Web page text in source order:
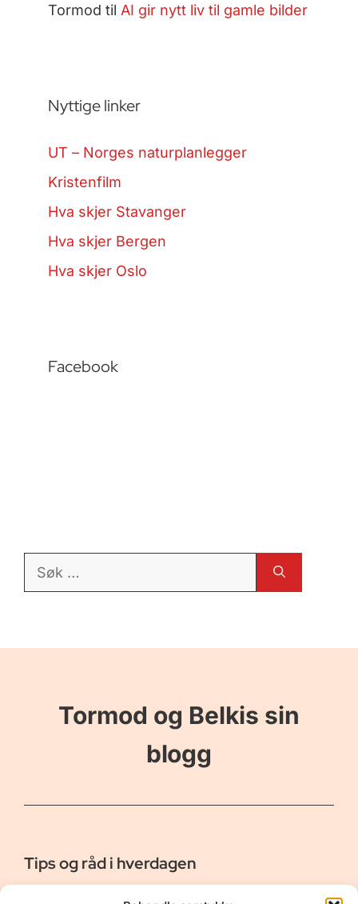
Tormod til AI gir nytt liv til gamle bilder
Nyttige linker
UT – Norges naturplanlegger
Kristenfilm
Hva skjer Stavanger
Hva skjer Bergen
Hva skjer Oslo
Facebook
Søk
Tormod og Belkis sin
blogg
Tips og råd i hverdagen
Er vår bloggside hvor vi ønsker å dele våre opplevelser og